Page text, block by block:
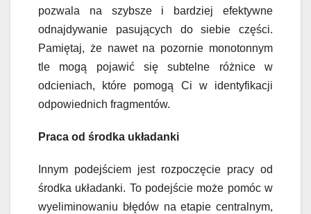
pozwala na szybsze i bardziej efektywne
odnajdywanie pasujących do siebie części.
Pamiętaj, że nawet na pozornie monotonnym
tle mogą pojawić się subtelne różnice w
odcieniach, które pomogą Ci w identyfikacji
odpowiednich fragmentów.
Praca od środka układanki
Innym podejściem jest rozpoczęcie pracy od
środka układanki. To podejście może pomóc w
wyeliminowaniu błędów na etapie centralnym,